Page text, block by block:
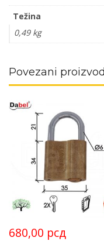
Težina
0,49 kg
Povezani
680,00 рсд